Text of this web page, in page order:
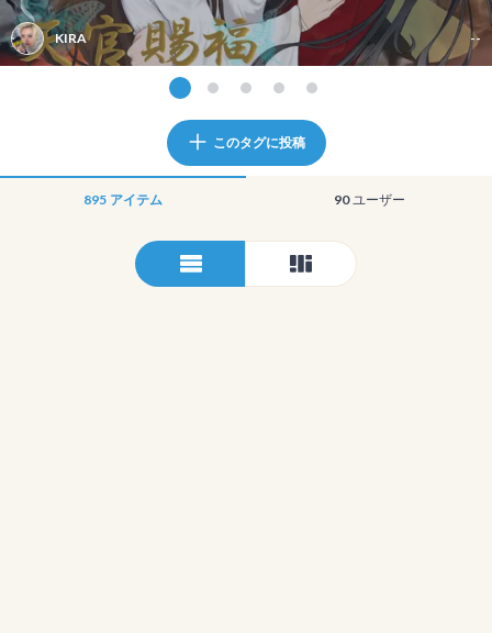
KIRA --
このタグに投稿
895 アイテム 90 ユーザー